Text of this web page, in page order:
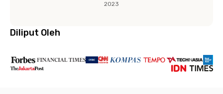
2023
Diliput Oleh